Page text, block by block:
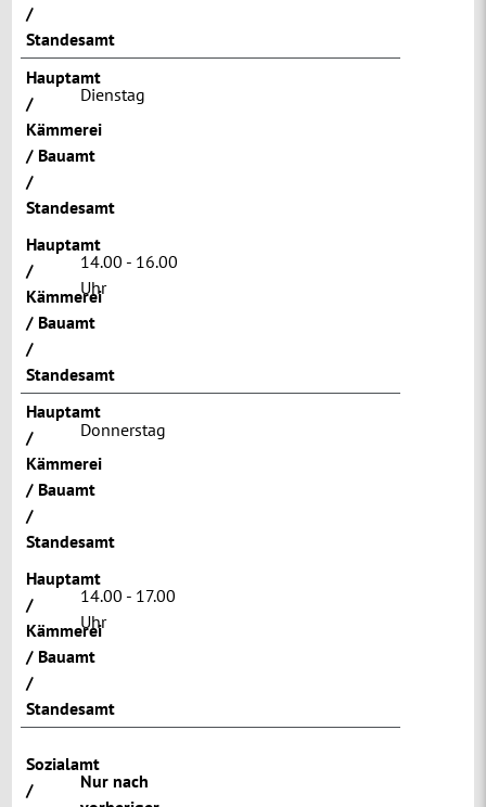
/
Standesamt
Hauptamt
/
Kämmerei
/ Bauamt
/
Standesamt
Dienstag
Hauptamt
/
Kämmerei
/ Bauamt
/
Standesamt
14.00 - 16.00
Uhr
Hauptamt
/
Kämmerei
/ Bauamt
/
Standesamt
Donnerstag
Hauptamt
/
Kämmerei
/ Bauamt
/
Standesamt
14.00 - 17.00
Uhr
Sozialamt
/
Nur nach